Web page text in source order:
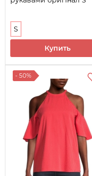
S
Купить
- 50%